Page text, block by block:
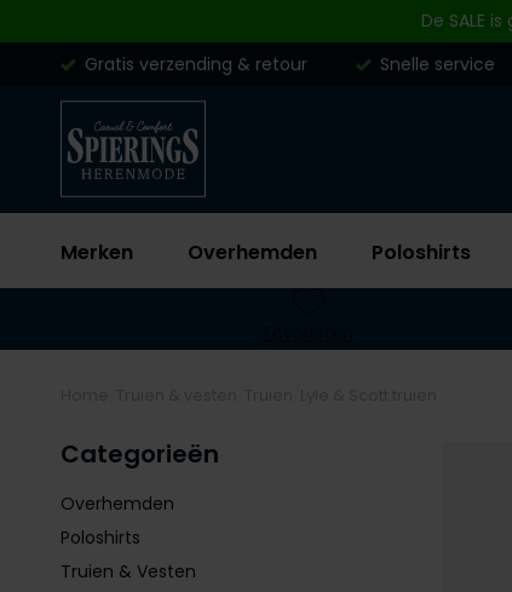
De SALE
Gratis verzending & retour
Snelle service
Merken Overhemden Poloshirts
Categorieën
Overhemden
Poloshirts
Truien & Vesten